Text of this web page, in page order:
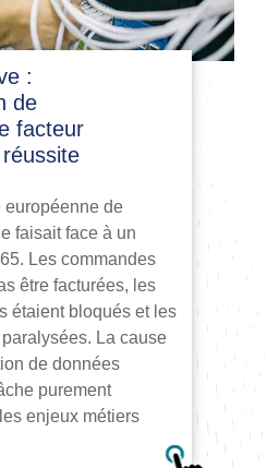
:
de
facteur
européenne de
faisait face à un
Les commandes
être facturées, les
étaient bloqués et les
La cause
de données
purement
enjeux métiers